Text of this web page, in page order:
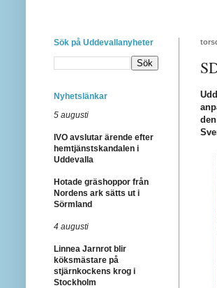
Sök på Uddevallanyheter
Nyhetslänkar
5 augusti
IVO avslutar ärende efter
hemtjänstskandalen i
Uddevalla
Hotade gräshoppor från
Nordens ark sätts ut i
Sörmland
4 augusti
Linnea Jarnrot blir
köksmästare på
stjärnkockens krog i
Stockholm